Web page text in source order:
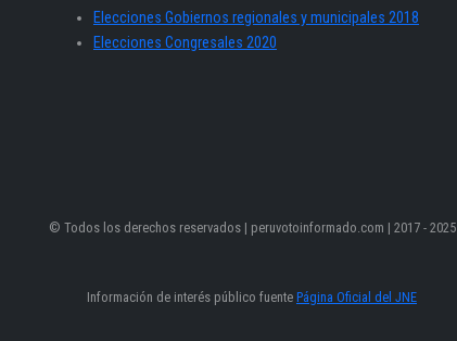
Elecciones Gobiernos regionales y municipales 2018
Elecciones Congresales 2020
© Todos los derechos reservados | peruvotoinformado.com | 2017 - 2025
Información de interés público fuente Página Oficial del JNE